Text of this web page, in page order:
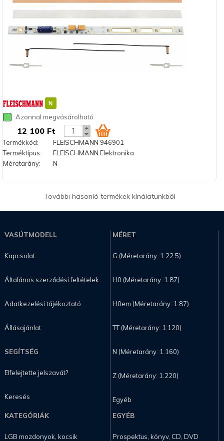
Azonnal megvásárolható
12 100 Ft
Termékkód:
FLEISCHMANN 946901
Terméktípus:
FLEISCHMANN Elektronika
Méretarány:
N
További hasonló termékek kínálatunkból
VASÚTMODELL
Kapcsolat
Általános szerződési feltételek
Adatkezelési tájékoztató
Állásajánlat
SEGÍTSÉG
Elfelejtette jelszavát?
Keresés
MÉRET
G (Méretarány: 1:22.5)
H0 (Méretarány: 1:87)
H0em (Méretarány: 1:87)
TT (Méretarány: 1:120)
N (Méretarány: 1:160)
Z (Méretarány: 1:220)
Egyéb
KATEGÓRIÁK
LGB mozdonyok, kocsik
EGYÉB
Prospektus, könyv, CD, DVD